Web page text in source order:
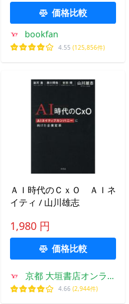
価格比較
bookfan
4.55 (125,856件)
ＡＩ時代のＣｘＯ ＡＩネ
イティ / 山川雄志
1,980 円
価格比較
京都 大垣書店オンライ
ン
4.66 (2,944件)